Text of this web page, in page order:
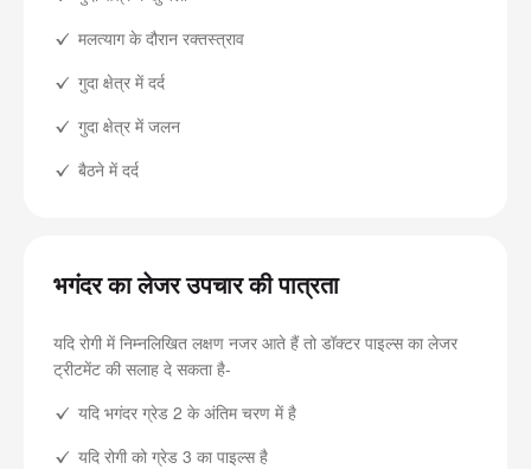
मलत्याग के दौरान रक्तस्त्राव
गुदा क्षेत्र में दर्द
गुदा क्षेत्र में जलन
बैठने में दर्द
भगंदर का लेजर उपचार की पात्रता
यदि रोगी में निम्नलिखित लक्षण नजर आते हैं तो डॉक्टर पाइल्स का लेजर
ट्रीटमेंट की सलाह दे सकता है-
यदि भगंदर ग्रेड 2 के अंतिम चरण में है
यदि रोगी को ग्रेड 3 का पाइल्स है